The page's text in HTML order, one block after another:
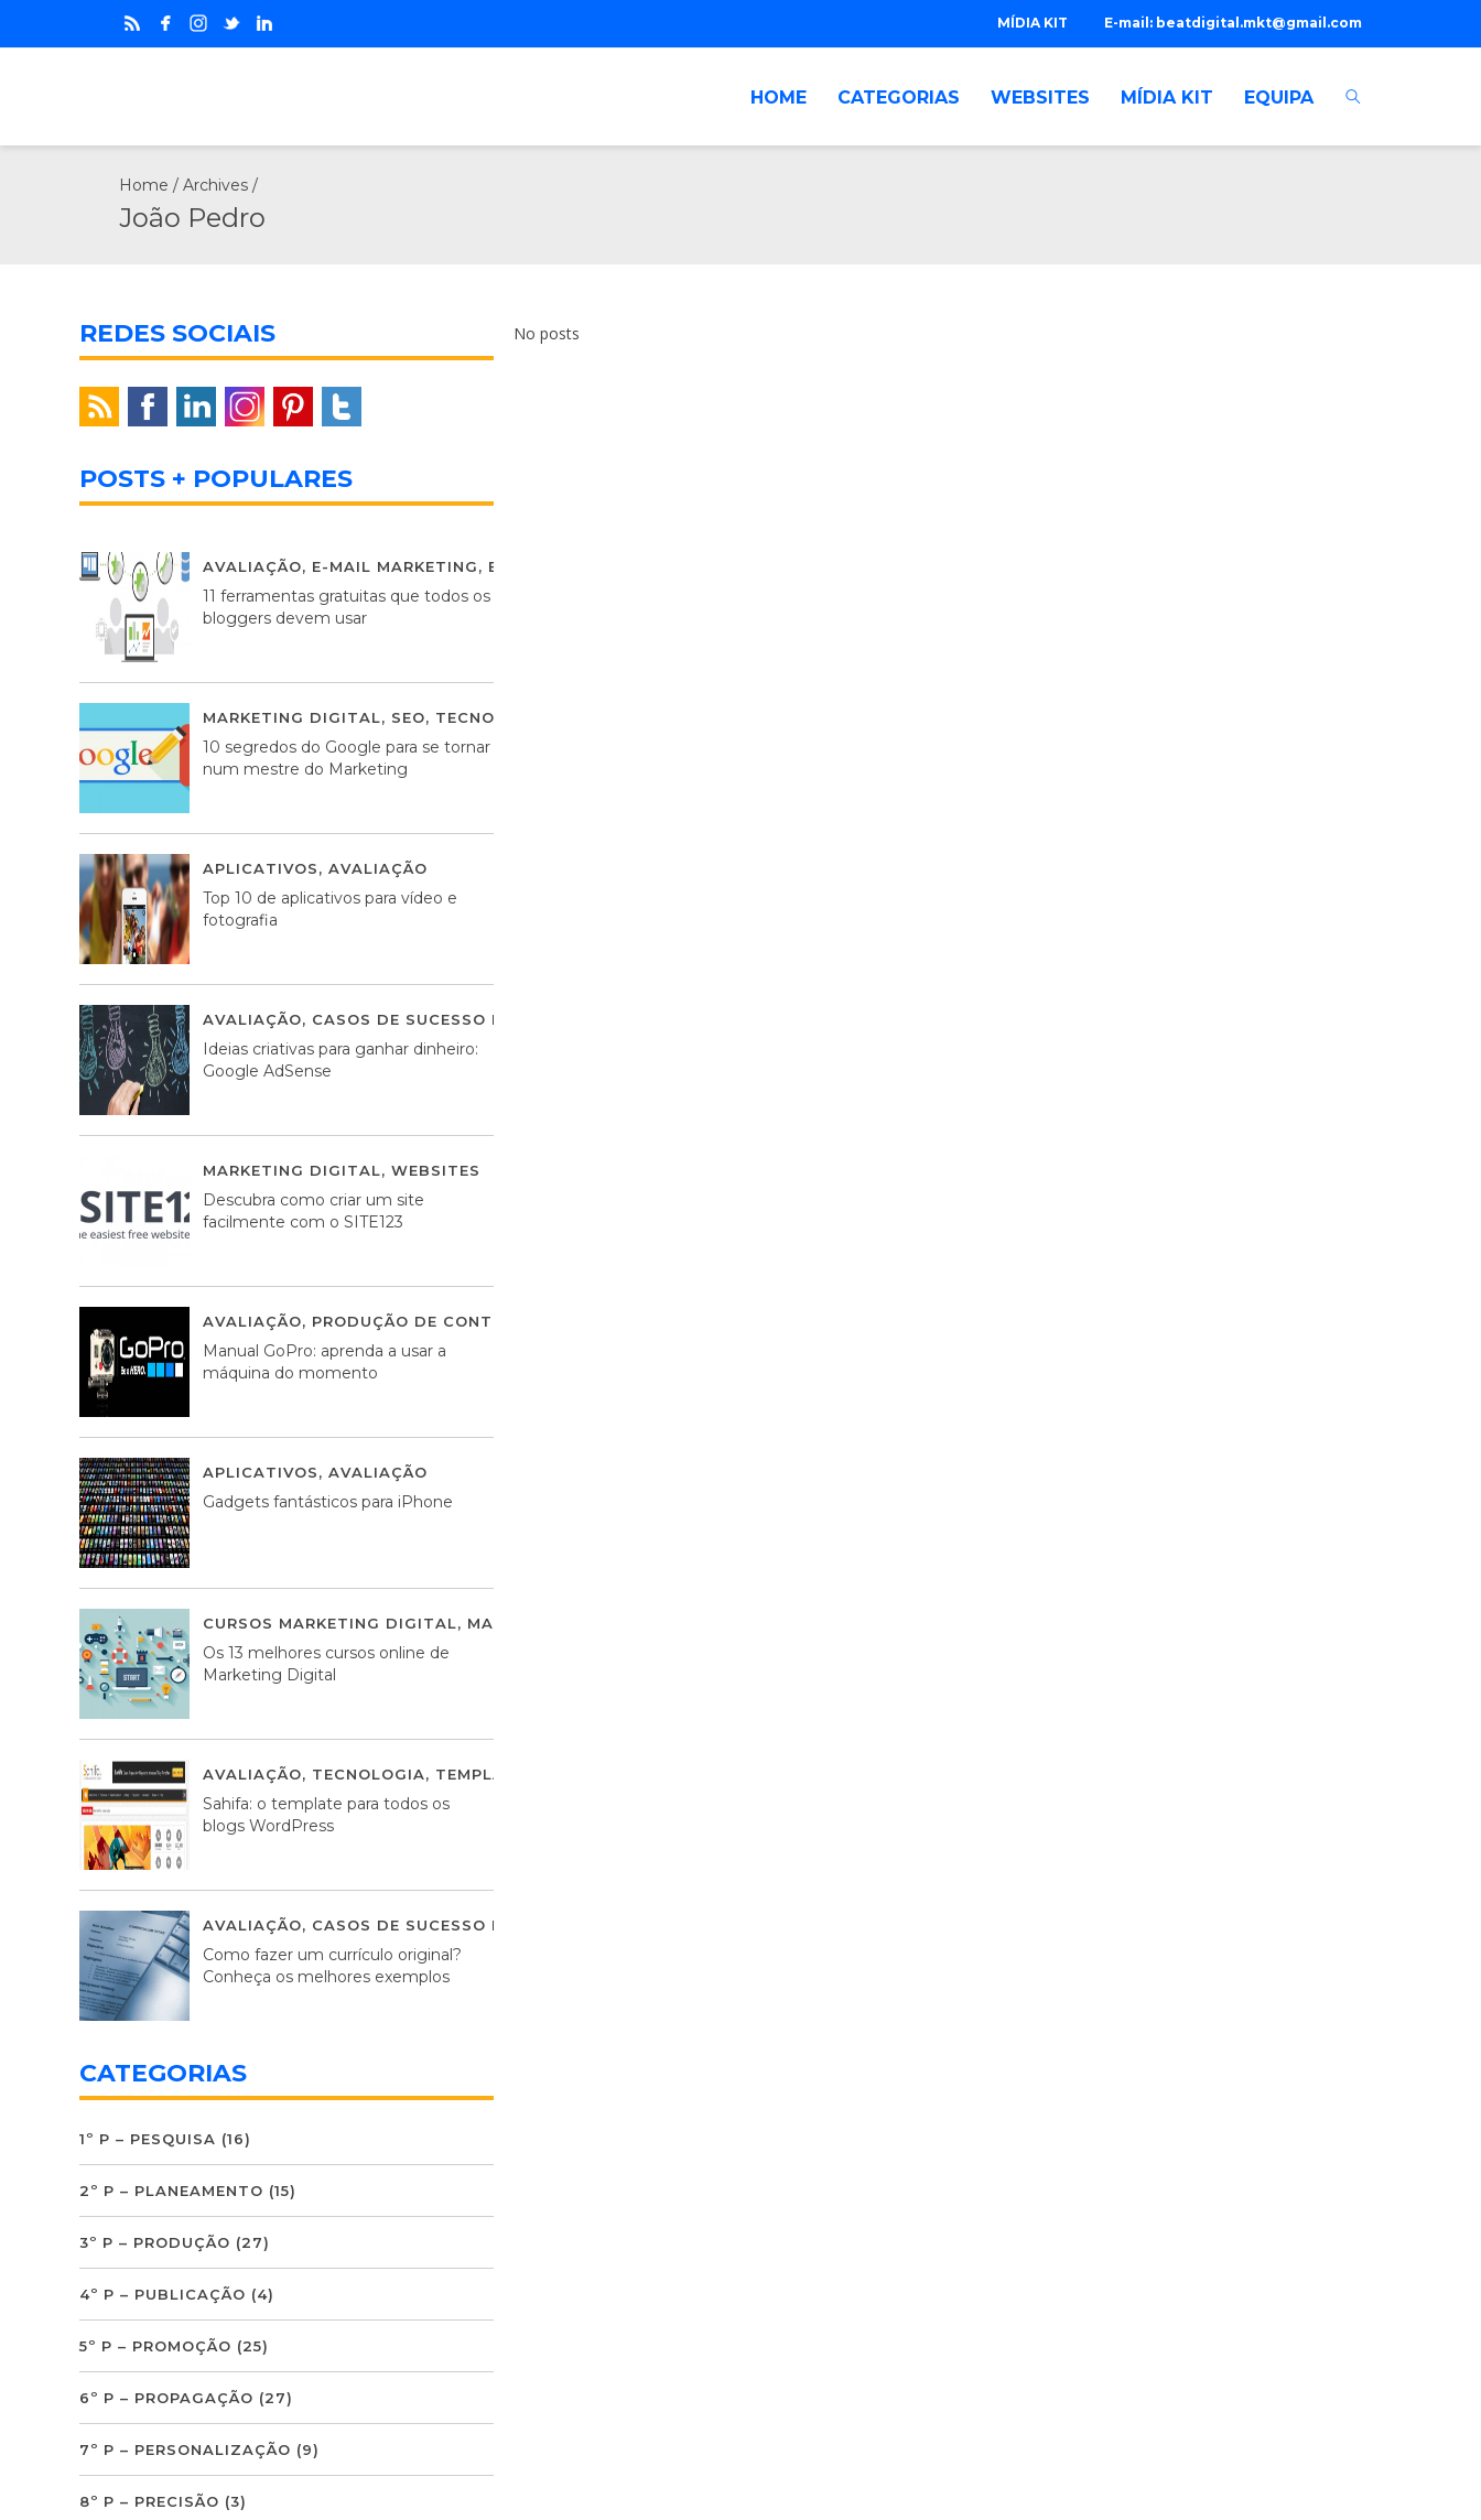
E-mail: beatdigital.mkt@gmail.com
MÍDIA KIT
HOME CATEGORIAS WEBSITES MÍDIA KIT EQUIPA
Home / Archives /
João Pedro
No posts
REDES SOCIAIS
POSTS + POPULARES
AVALIAÇÃO, E-MAIL MARKETING, ESTRATÉGIA DIGITAL
11 ferramentas gratuitas que todos os
bloggers devem usar
MARKETING DIGITAL, SEO, TECNOLOGIA
10 segredos do Google para se tornar
num mestre do Marketing
APLICATIVOS, AVALIAÇÃO
Top 10 de aplicativos para vídeo e
fotografia
AVALIAÇÃO, CASOS DE SUCESSO DE ESTRATÉGIA DIGITAL
Ideias criativas para ganhar dinheiro:
Google AdSense
MARKETING DIGITAL, WEBSITES
Descubra como criar um site
facilmente com o SITE123
AVALIAÇÃO, PRODUÇÃO DE CONTEÚDOS MULTIMÉDIA
Manual GoPro: aprenda a usar a
máquina do momento
APLICATIVOS, AVALIAÇÃO
Gadgets fantásticos para iPhone
CURSOS MARKETING DIGITAL, MARKETING DIGITAL
Os 13 melhores cursos online de
Marketing Digital
AVALIAÇÃO, TECNOLOGIA, TEMPLATES WORDPRESS
Sahifa: o template para todos os
blogs WordPress
AVALIAÇÃO, CASOS DE SUCESSO DE ESTRATÉGIA DIGITAL
Como fazer um currículo original?
Conheça os melhores exemplos
CATEGORIAS
1º P – PESQUISA (16)
2º P – PLANEAMENTO (15)
3º P – PRODUÇÃO (27)
4º P – PUBLICAÇÃO (4)
5º P – PROMOÇÃO (25)
6º P – PROPAGAÇÃO (27)
7º P – PERSONALIZAÇÃO (9)
8º P – PRECISÃO (3)